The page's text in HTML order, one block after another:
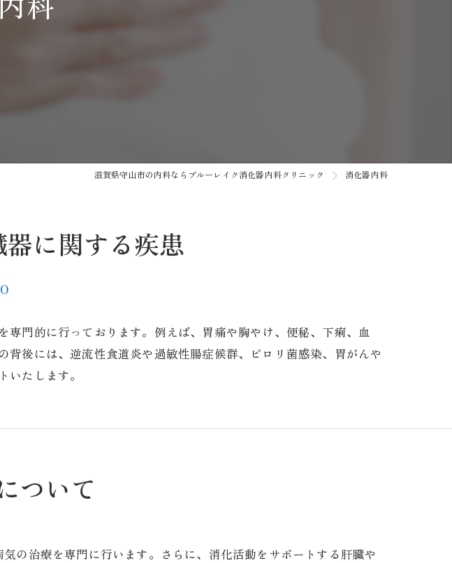
胃カメラについて
滋賀県守山市の内科ならブルーレイク消化器内科クリニック 消化器内科
に関する疾患
門的に行っております。​例えば、胃痛や胸やけ、便秘、下痢、血
後には、逆流性食道炎や過敏性腸症候群、ピロリ菌感染、胃がんや
たします。​
ついて
の治療を専門に行います。さらに、消化活動をサポートする肝臓や